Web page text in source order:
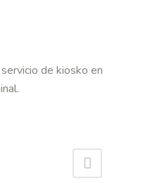
de kiosko en